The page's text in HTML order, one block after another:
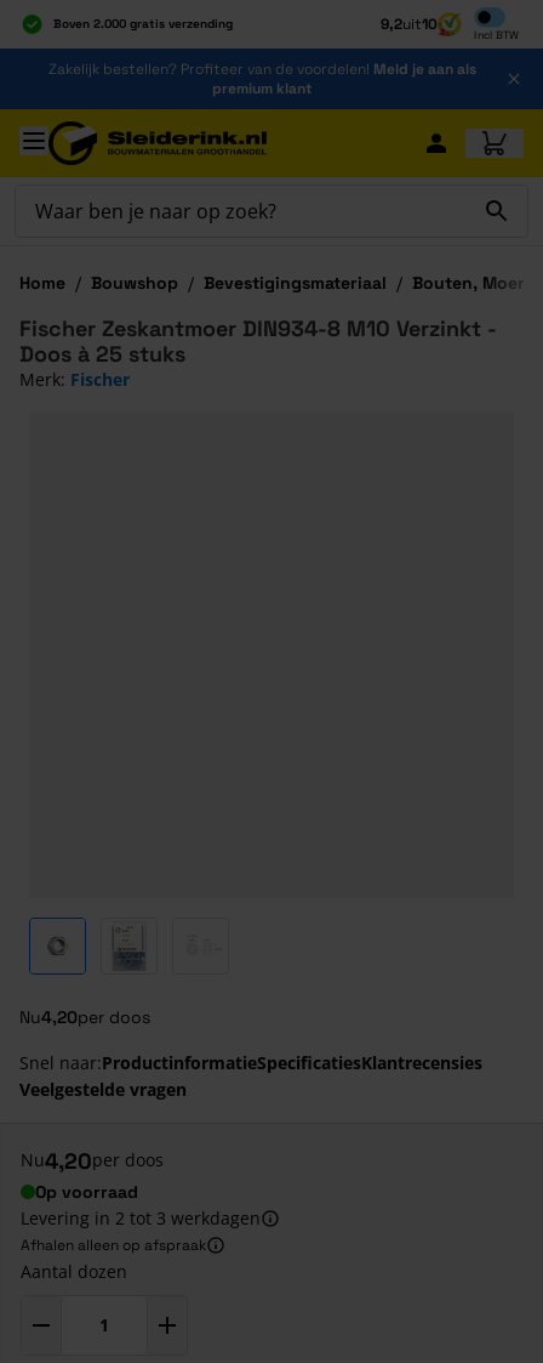
Boven 2.000 gratis verzending
Al 40 jaar dé specialist
Alles onder één dak
9,2uit10
Incl BTW
Inclusief
Ga naar de inhoud
Zakelijk bestellen? Profiteer van de voordelen! Meld je aan als
premium klant
Ga naar hoofdinhoud
Home / Bouwshop / Bevestigingsmateriaal / Bouten,
View larger image
Nu4,20per doos
Fischer Zeskantmoer DIN934-8 M10 Verzinkt -
Doos à 25 stuks
Merk: Fischer
Snel naar:ProductinformatieSpecificatiesKlantrecensies
Veelgestelde vragen
Nu4,20per doos
Op voorraad
Levering in 2 tot 3 werkdagen
Afhalen alleen op afspraak
Aantal dozen